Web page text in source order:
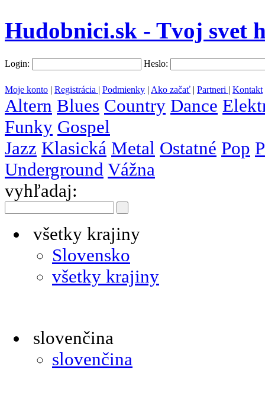
Hudobnici.sk - Tvoj svet
Login: Heslo:
Moje konto | Registrácia | Podmienky | Ako začať | Partneri | Kontakt
Altern Blues Country Dance
Funky Gospel
Jazz Klasická Metal Ostatné Pop
Underground Vážna
vyhľadaj:
všetky krajiny
Slovensko
všetky krajiny
slovenčina
slovenčina